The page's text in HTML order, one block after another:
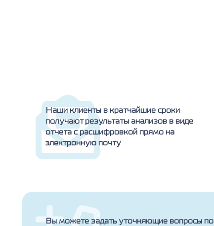
Наши клиенты в кратчайшие сроки
получают результаты анализов в виде
отчета с расшифровкой прямо на
электронную почту
Вы можете задать уточняющие вопросы по